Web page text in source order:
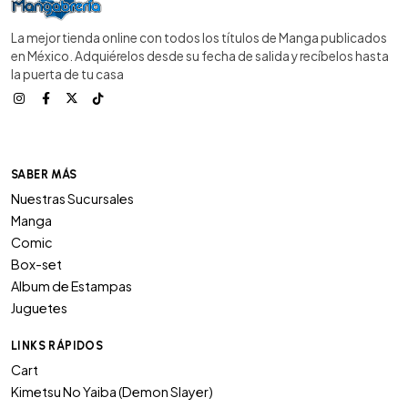
La mejor tienda online con todos los títulos de Manga publicados
en México. Adquiérelos desde su fecha de salida y recíbelos hasta
la puerta de tu casa
SABER MÁS
Nuestras Sucursales
Manga
Comic
Box-set
Album de Estampas
Juguetes
LINKS RÁPIDOS
Cart
Kimetsu No Yaiba (Demon Slayer)